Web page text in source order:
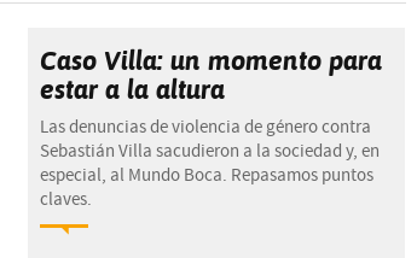
Caso Villa: un momento para
estar a la altura
Las denuncias de violencia de género contra
Sebastián Villa sacudieron a la sociedad y, en
especial, al Mundo Boca. Repasamos puntos
claves.